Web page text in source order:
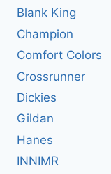
Blank King
Champion
Comfort Colors
Crossrunner
Dickies
Gildan
Hanes
INNIMR